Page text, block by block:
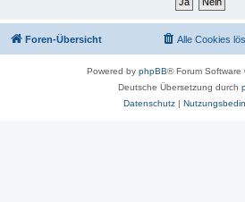
Foren-Übersicht Alle Cookies
Powered by phpBB® Forum Software
Deutsche Übersetzung durch
Datenschutz|